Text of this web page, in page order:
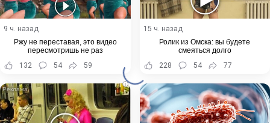
9 ч. назад
Ржу не переставая, это видео
пересмотришь не раз
132
54 59
15 ч. назад
Ролик из Омска: вы будете
смеяться долго
228
54 77
i